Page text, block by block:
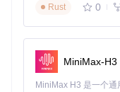
实践指南：从零
掌握文本乐谱转换技
Rust
0
MiniMax-H3